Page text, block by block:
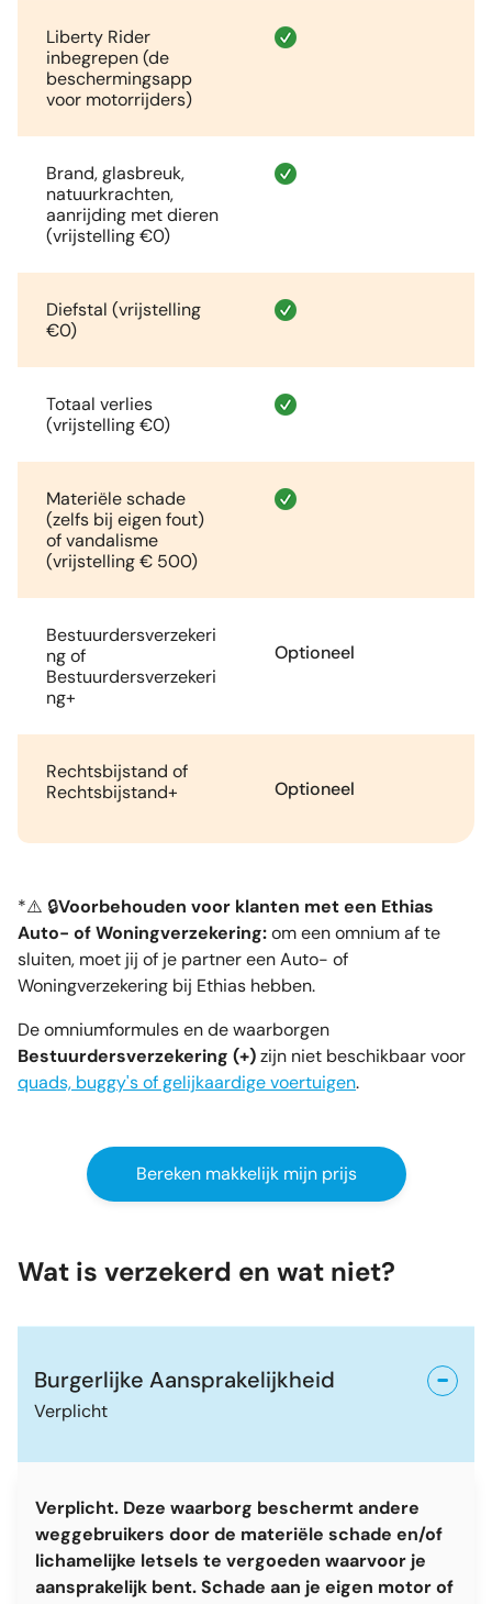
Liberty Rider
inbegrepen (de
beschermingsapp
voor motorrijders)
Brand, glasbreuk,
natuurkrachten,
aanrijding met dieren
(vrijstelling €0)
Diefstal (vrijstelling
€0)
Totaal verlies
(vrijstelling €0)
Materiële schade
(zelfs bij eigen fout)
of vandalisme
(vrijstelling € 500)
Bestuurdersverzekeri
ng of
Bestuurdersverzekeri
ng+
Optioneel
Rechtsbijstand of
Rechtsbijstand+
Optioneel
*⚠️ 🔒Voorbehouden voor klanten met een Ethias
Auto- of Woningverzekering:om een omnium af te
sluiten, moet jij of je partner een Auto- of
Woningverzekering bij Ethias hebben.
De omniumformules en de waarborgen
Bestuurdersverzekering (+)zijn niet beschikbaar voor
quads, buggy's of gelijkaardige voertuigen.
Bereken makkelijk mijn prijs
Wat is verzekerd en wat niet?
Burgerlijke Aansprakelijkheid
Verplicht
Verplicht. Deze waarborg beschermt andere
weggebruikers door de materiële schade en/of
lichamelijke letsels te vergoeden waarvoor je
aansprakelijk bent. Schade aan je eigen motor of